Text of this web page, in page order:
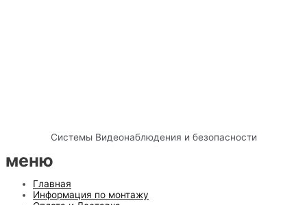
Системы Видеонаблюдения и безопасности
меню
Главная
Информация по монтажу